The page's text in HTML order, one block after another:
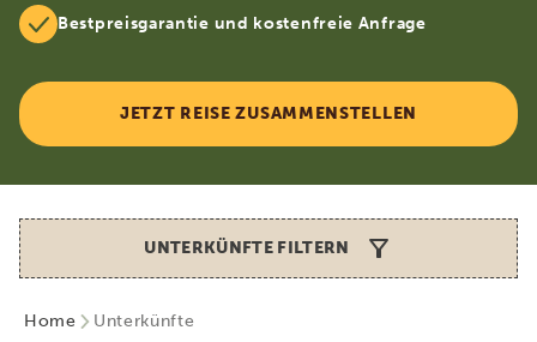
Bestpreisgarantie und kostenfreie Anfrage
JETZT REISE ZUSAMMENSTELLEN
UNTERKÜNFTE FILTERN
Home Unterkünfte